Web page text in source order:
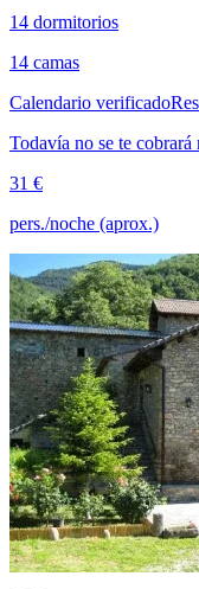
14 dormitorios
14 camas
Calendario verificado
Todavía no se te cobrará
31 €
pers./noche (aprox.)